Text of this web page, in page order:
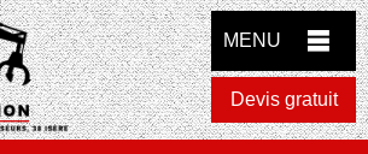
MENU
Devis gratuit